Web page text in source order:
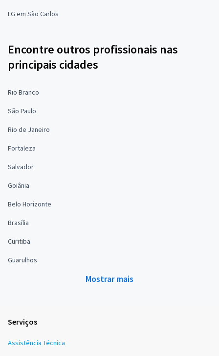
LG em São Carlos
Encontre outros profissionais nas
principais cidades
Rio Branco
São Paulo
Rio de Janeiro
Fortaleza
Salvador
Goiânia
Belo Horizonte
Brasília
Curitiba
Guarulhos
Mostrar mais
Serviços
Assistência Técnica